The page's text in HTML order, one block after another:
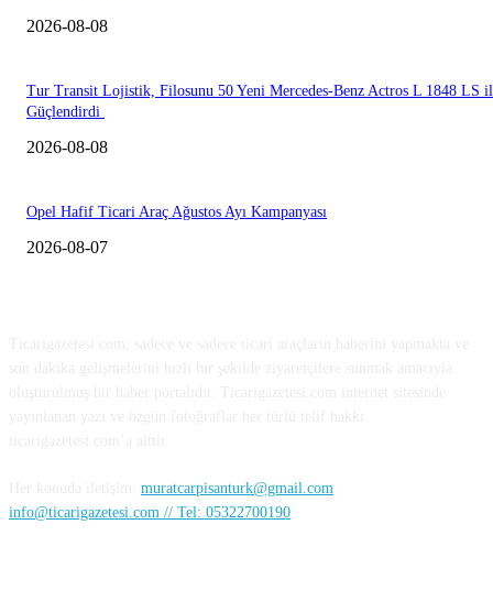
2026-08-08
Tur Transit Lojistik, Filosunu 50 Yeni Mercedes-Benz Actros L 1848 LS
Güçlendirdi
2026-08-08
Opel Hafif Ticari Araç Ağustos Ayı Kampanyası
2026-08-07
muratcarpisanturk@gmail.com
info@ticarigazetesi.com // Tel: 05322700190